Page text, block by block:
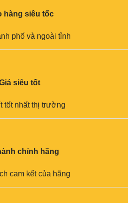
hàng siêu tốc
phố và ngoài tỉnh
siêu tốt
tốt nhất thị trường
chính hãng
cam kết của hãng